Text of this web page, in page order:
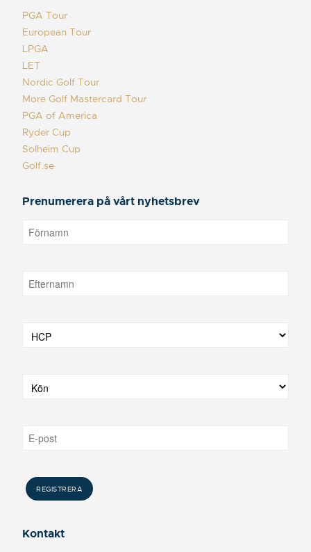
PGA Tour
European Tour
LPGA
LET
Nordic Golf Tour
More Golf Mastercard Tour
PGA of America
Ryder Cup
Solheim Cup
Golf.se
Prenumerera på vårt nyhetsbrev
Kontakt